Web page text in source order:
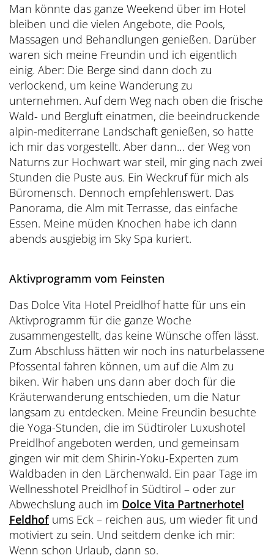
Man könnte das ganze Weekend über im Hotel
bleiben und die vielen Angebote, die Pools,
Massagen und Behandlungen genießen. Darüber
waren sich meine Freundin und ich eigentlich
einig. Aber: Die Berge sind dann doch zu
verlockend, um keine Wanderung zu
unternehmen. Auf dem Weg nach oben die frische
Wald- und Bergluft einatmen, die beeindruckende
alpin-mediterrane Landschaft genießen, so hatte
ich mir das vorgestellt. Aber dann… der Weg von
Naturns zur Hochwart war steil, mir ging nach zwei
Stunden die Puste aus. Ein Weckruf für mich als
Büromensch. Dennoch empfehlenswert. Das
Panorama, die Alm mit Terrasse, das einfache
Essen. Meine müden Knochen habe ich dann
abends ausgiebig im Sky Spa kuriert.
Aktivprogramm vom Feinsten
Das Dolce Vita Hotel Preidlhof hatte für uns ein
Aktivprogramm für die ganze Woche
zusammengestellt, das keine Wünsche offen lässt.
Zum Abschluss hätten wir noch ins naturbelassene
Pfossental fahren können, um auf die Alm zu
biken. Wir haben uns dann aber doch für die
Kräuterwanderung entschieden, um die Natur
langsam zu entdecken. Meine Freundin besuchte
die Yoga-Stunden, die im Südtiroler Luxushotel
Preidlhof angeboten werden, und gemeinsam
gingen wir mit dem Shirin-Yoku-Experten zum
Waldbaden in den Lärchenwald. Ein paar Tage im
Wellnesshotel Preidlhof in Südtirol – oder zur
Abwechslung auch im Dolce Vita Partnerhotel
Feldhofums Eck – reichen aus, um wieder fit und
motiviert zu sein. Und seitdem denke ich mir:
Wenn schon Urlaub, dann so.